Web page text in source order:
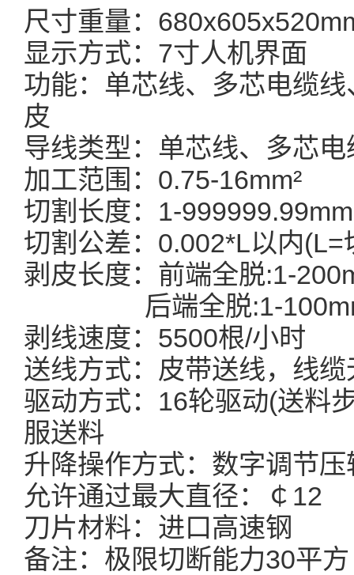
尺寸重量：
显示方式：7寸人机界面
功能：单芯线、多芯电缆
皮
导线类型：单芯线、多芯
加工范围：0.75-16mm²
切割长度：1-999999.99mm
切割公差：0.002*L以内(L=
剥皮长度：前端全脱:1-
后端全脱:1-100mm
剥线速度：5500根/小时
送线方式：皮带送线，线
驱动方式：16轮驱动(送料
服送料
升降操作方式：数字调节压
允许通过最大直径：￠12
刀片材料： 进口高速钢
备注：极限切断能力30平方